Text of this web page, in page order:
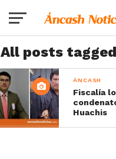
All posts
ÁNCASH
Fiscalía
Huachis